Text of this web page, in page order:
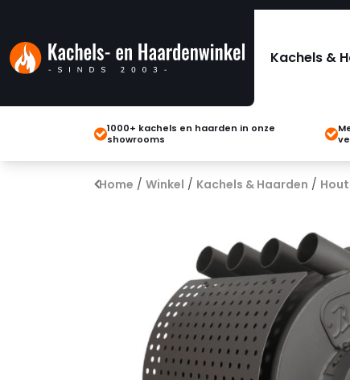
Kachels &
1000+ kachels en haarden in onze
showrooms
Home / Winkel / Kachels & Haarden /